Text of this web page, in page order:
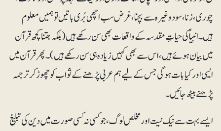
چوری، زنا، سود وغیرہ سے بچنا، غرض سب اچھی بُری باتیں تو ہمیں معلوم
ہیں۔ انبیاؑ کی حیاتِ مقدسہ کے واقعات بھی سن رکھے ہیں (بلکہ جتنا کچھ قرآن
میں بیان ہوئے ہیں، اس سے بھی کہیں زیادہ ہی سن رکھے ہیں)۔پھر قرآن میں
ایسی اور کیا بات ہوگی جس کے لیے ہم عربی پڑھنے کے ثواب کو چھوڑ کر ترجمہ
پڑھنے بیٹھ جائیں۔
ایسے بہت سے نیک نیت اور مخلص لوگ، جو کسی نہ کسی صورت میں دین کی تبلیغ